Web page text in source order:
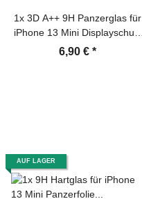
1x 3D A++ 9H Panzerglas für
iPhone 13 Mini Displayschutz
Schutzglas Panzerfolie
6,90 € *
AUF LAGER